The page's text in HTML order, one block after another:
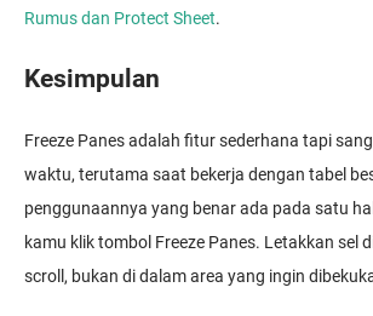
Rumus dan Protect Sheet.
Kesimpulan
Freeze Panes adalah fitur sederhana tapi
waktu, terutama saat bekerja dengan tabel
penggunaannya yang benar ada pada satu
kamu klik tombol Freeze Panes. Letakkan sel
scroll, bukan di dalam area yang ingin